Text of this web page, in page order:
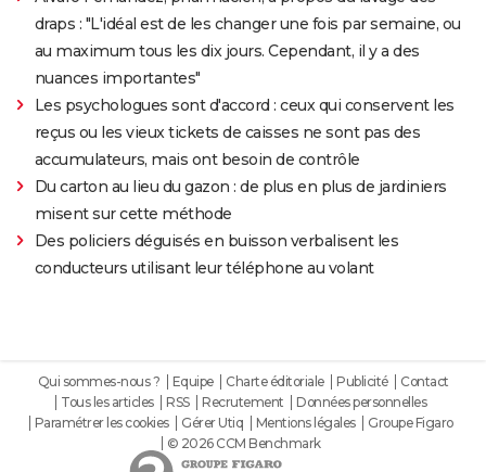
draps : "L'idéal est de les changer une fois par semaine, ou
au maximum tous les dix jours. Cependant, il y a des
nuances importantes"
Les psychologues sont d'accord : ceux qui conservent les
reçus ou les vieux tickets de caisses ne sont pas des
accumulateurs, mais ont besoin de contrôle
Du carton au lieu du gazon : de plus en plus de jardiniers
misent sur cette méthode
Des policiers déguisés en buisson verbalisent les
conducteurs utilisant leur téléphone au volant
Qui sommes-nous ? Equipe Charte éditoriale Publicité
Contact
Tous les articles
RSS Recrutement
Données personnelles
Paramétrer les cookies
Gérer Utiq Mentions légales
Groupe Figaro
© 2026 CCM Benchmark